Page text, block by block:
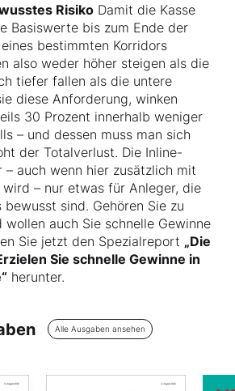
Risiko Damit die Kasse
Basiswerte bis zum Ende der
bestimmten Korridors
also weder höher steigen als die
tiefer fallen als die untere
diese Anforderung, winken
30 Prozent innerhalb weniger
– und dessen muss man sich
der Totalverlust. Die Inline-
auch wenn hier zusätzlich mit
– nur etwas für Anleger, die
bewusst sind. Gehören Sie zu
wollen auch Sie schnelle Gewinne
Sie jetzt den Spezialreport „Die
Sie schnelle Gewinne in
herunter.
Alle Ausgaben ansehen